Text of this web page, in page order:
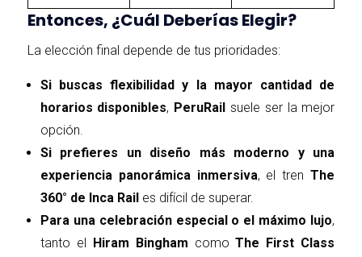
Entonces, ¿Cuál Deberías Elegir?
La elección final depende de tus prioridades:
Si buscas flexibilidad y la mayor cantidad de
horarios disponibles, PeruRail suele ser la mejor
opción.
Si prefieres un diseño más moderno y una
experiencia panorámica inmersiva, el trenThe
360° de Inca Rail es difícil de superar.
Para una celebración especial o el máximo lujo,
tanto el
Hiram Bingham comoThe First Class